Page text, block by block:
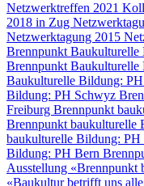
Netzwerktreffen 2021
2018 in Zug
Netzwerktagung 2015
Brennpunkt Baukulturelle
Brennpunkt
Baukulturelle Bildung:
Bildung: PH Schwyz
Freiburg Brennpunkt
Brennpunkt baukulturelle
baukulturelle Bildung: PH
Bildung: PH Bern
Ausstellung «Brennpunkt
«Baukultur betrifft uns